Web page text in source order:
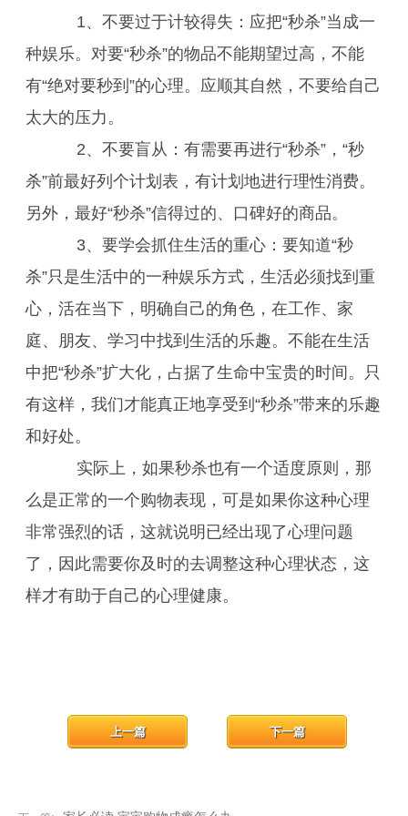
1、不要过于计较得失：应把“秒杀”当成一
种娱乐。对要“秒杀”的物品不能期望过高，不能
有“绝对要秒到”的心理。应顺其自然，不要给自己
太大的压力。
2、不要盲从：有需要再进行“秒杀”，“秒
杀”前最好列个计划表，有计划地进行理性消费。
另外，最好“秒杀”信得过的、口碑好的商品。
3、要学会抓住生活的重心：要知道“秒
杀”只是生活中的一种娱乐方式，生活必须找到重
心，活在当下，明确自己的角色，在工作、家
庭、朋友、学习中找到生活的乐趣。不能在生活
中把“秒杀”扩大化，占据了生命中宝贵的时间。只
有这样，我们才能真正地享受到“秒杀”带来的乐趣
和好处。
实际上，如果秒杀也有一个适度原则，那
么是正常的一个购物表现，可是如果你这种心理
非常强烈的话，这就说明已经出现了心理问题
了，因此需要你及时的去调整这种心理状态，这
样才有助于自己的心理健康。
下一篇
上一篇